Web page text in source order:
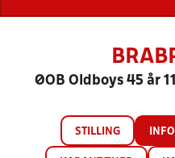
ØOB Oldboys 45 år
STILLING INFO